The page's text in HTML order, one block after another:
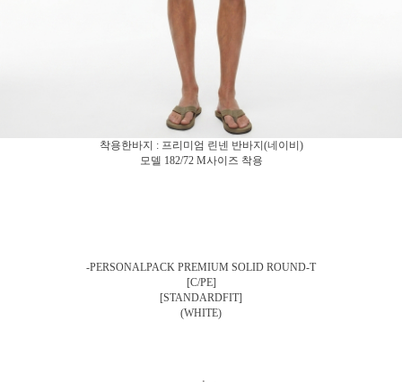
착용한바지 : 프리미엄 린넨 반바지(네이비)
모델 182/72 M사이즈 착용
-PERSONALPACK PREMIUM SOLID ROUND-T
[C/PE]
[STANDARDFIT]
(WHITE)